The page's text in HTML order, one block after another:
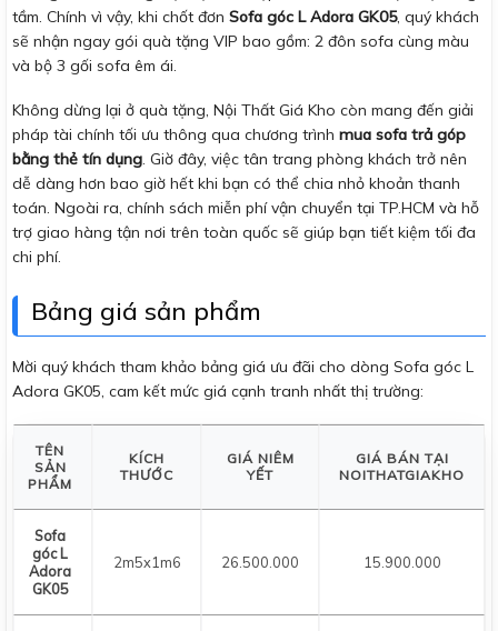
tầm. Chính vì vậy, khi chốt đơn Sofa góc L Adora GK05, quý khách
sẽ nhận ngay gói quà tặng VIP bao gồm: 2 đôn sofa cùng màu
và bộ 3 gối sofa êm ái.
Không dừng lại ở quà tặng, Nội Thất Giá Kho còn mang đến giải
pháp tài chính tối ưu thông qua chương trình mua sofa trả góp
bằng thẻ tín dụng. Giờ đây, việc tân trang phòng khách trở nên
dễ dàng hơn bao giờ hết khi bạn có thể chia nhỏ khoản thanh
toán. Ngoài ra, chính sách miễn phí vận chuyển tại TP.HCM và hỗ
trợ giao hàng tận nơi trên toàn quốc sẽ giúp bạn tiết kiệm tối đa
chi phí.
Bảng giá sản phẩm
Mời quý khách tham khảo bảng giá ưu đãi cho dòng Sofa góc L
Adora GK05, cam kết mức giá cạnh tranh nhất thị trường:
TÊN
SẢN
PHẨM
KÍCH
THƯỚC
GIÁ NIÊM
YẾT
GIÁ BÁN TẠI
NOITHATGIAKHO
Sofa
góc L
Adora
GK05
2m5x1m6 26.500.000 15.900.000